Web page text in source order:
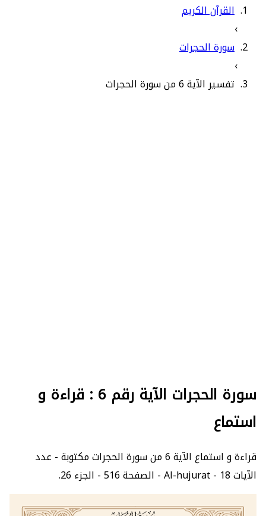
القرآن الكريم
›
سورة الحجرات
›
تفسير الآية 6 من سورة الحجرات
سورة الحجرات الآية رقم 6 : قراءة و
استماع
قراءة و استماع الآية 6 من سورة الحجرات مكتوبة - عدد
الآيات 18 - Al-hujurat - الصفحة 516 - الجزء 26.